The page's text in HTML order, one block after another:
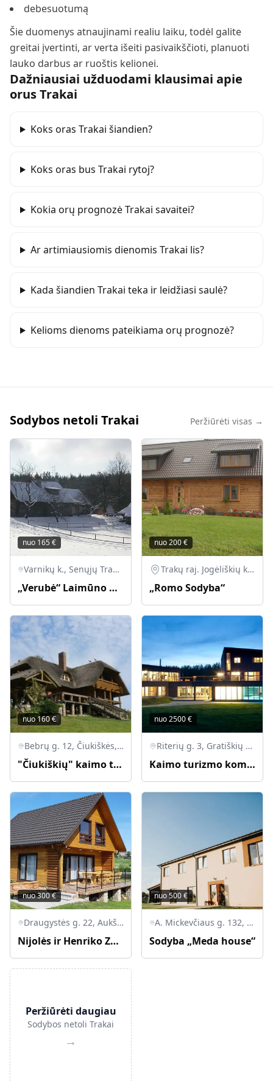
debesuotumą
Šie duomenys atnaujinami realiu laiku, todėl galite
greitai įvertinti, ar verta išeiti pasivaikščioti, planuoti
lauko darbus ar ruoštis kelionei.
Dažniausiai užduodami klausimai apie
orusTrakai
Koks oras Trakai šiandien?
Koks oras bus Trakai rytoj?
Kokia orų prognozė Trakai savaitei?
Ar artimiausiomis dienomis Trakai lis?
Kada šiandien Trakai teka ir leidžiasi saulė?
Kelioms dienoms pateikiama orų prognozė?
Sodybos netoli Trakai Peržiūrėti visas →
nuo 165 €
Varnikų k., Senųjų Trakų sen., LT-21001 Trakų r.
„Verubė“ Laimūno Rožuko sodyba „Verubė“
nuo200€
Trakų raj. Jogėliškių km.
„Romo Sodyba“
nuo160€
Bebrų g. 12, Čiukiškės, Trakų sen., Trakų r. sav.
"Čiukiškių" kaimo turizmo sodyba
nuo2500€
Riterių g. 3, Gratiškių k., LT-21100 Trakų r.
Kaimo turizmo kompleksas „Riterio krantas“
nuo300€
Draugystės g. 22, Aukštadvario k., LT-21034 Trakų r.
Nijolės ir Henriko Zubrickų sodyba
nuo500€
A. Mickevčiaus g. 132, Zujūnų sen., Vilniaus Apskritis
Sodyba „Meda house“
Peržiūrėti daugiau
Sodybos netoli Trakai
→